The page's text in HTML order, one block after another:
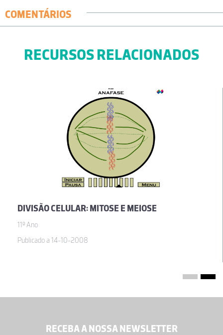
COMENTÁRIOS
RECURSOS RELACIONADOS
DIVISÃO CELULAR: MITOSE E MEIOSE
11º Ano
Publicado a 14-10-2008
RECEBA A NOSSA NEWSLETTER